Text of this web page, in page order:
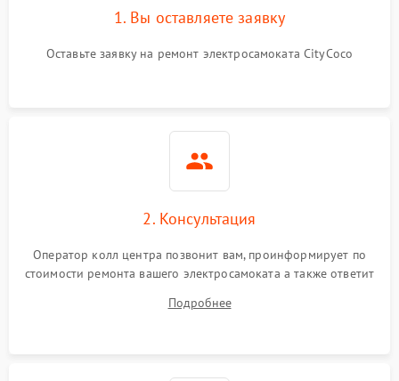
1. Вы оставляете заявку
Оставьте заявку на ремонт электросамоката CityCoco
2. Консультация
Оператор колл центра позвонит вам, проинформирует по
стоимости ремонта вашего электросамоката а также ответит
Подробнее